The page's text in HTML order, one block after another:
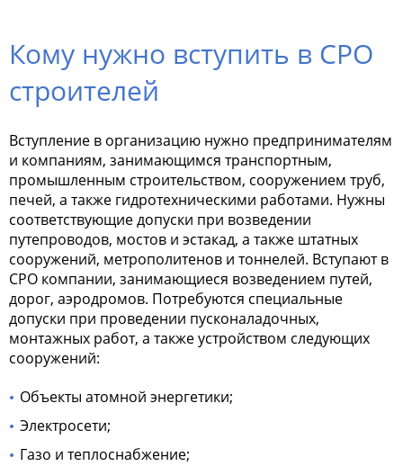
Кому нужно вступить в СРО
строителей
Вступление в организацию нужно предпринимателям
и компаниям, занимающимся транспортным,
промышленным строительством, сооружением труб,
печей, а также гидротехническими работами. Нужны
соответствующие допуски при возведении
путепроводов, мостов и эстакад, а также штатных
сооружений, метрополитенов и тоннелей. Вступают в
СРО компании, занимающиеся возведением путей,
дорог, аэродромов. Потребуются специальные
допуски при проведении пусконаладочных,
монтажных работ, а также устройством следующих
сооружений:
Объекты атомной энергетики;
Электросети;
Газо и теплоснабжение;